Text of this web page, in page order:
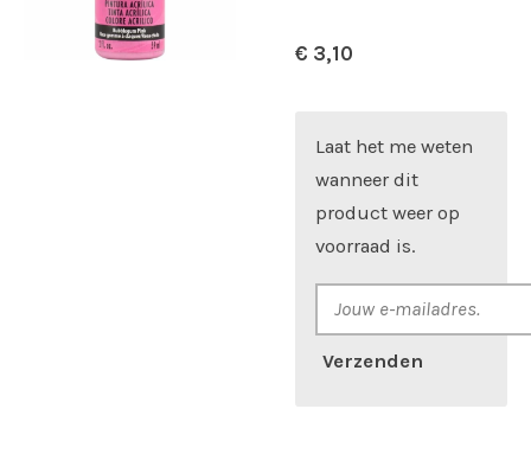
€ 3,10
Laat het me weten
wanneer dit
product weer op
voorraad is.
Verzenden